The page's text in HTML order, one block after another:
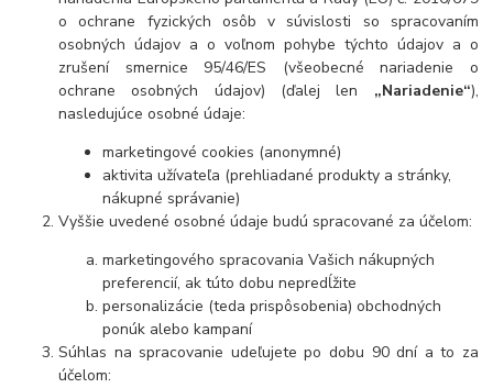
o ochrane fyzických osôb v súvislosti so spracovaním
osobných údajov a o voľnom pohybe týchto údajov a o
zrušení smernice 95/46/ES (všeobecné nariadenie o
ochrane osobných údajov) (ďalej len „Nariadenie“),
nasledujúce osobné údaje:
marketingové cookies (anonymné)
aktivita užívateľa (prehliadané produkty a stránky,
nákupné správanie)
Vyššie uvedené osobné údaje budú spracované za účelom:
marketingového spracovania Vašich nákupných
preferencií, ak túto dobu nepredĺžite
personalizácie (teda prispôsobenia) obchodných
ponúk alebo kampaní
Súhlas na spracovanie udeľujete po dobu 90 dní a to za
účelom: